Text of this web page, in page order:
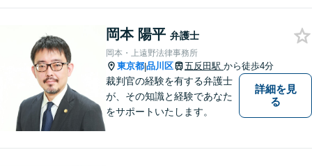
す。ぜひお気軽にご相談くだ
さい！【当日相談可】
岡本 陽平 弁護士
岡本・上遠野法律事務所
東京都|品川区 五反田駅 から徒歩4分
裁判官の経験を有する弁護士
が、その知識と経験であなた
をサポートいたします。
詳細を見
る